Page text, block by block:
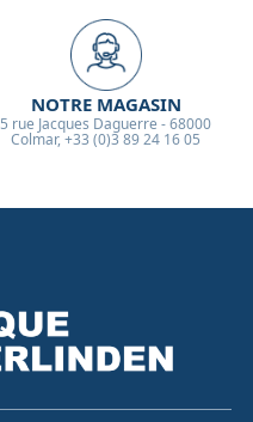
NOTRE MAGASIN
5 rue Jacques Daguerre - 68000
Colmar, +33 (0)3 89 24 16 05